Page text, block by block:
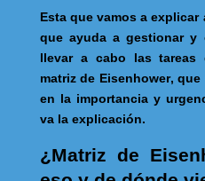
Esta que vamos a
que ayuda a gestionar y
llevar a cabo las tareas
matriz de Eisenhower, que
en la importancia y
va la explicación.
¿Matriz de